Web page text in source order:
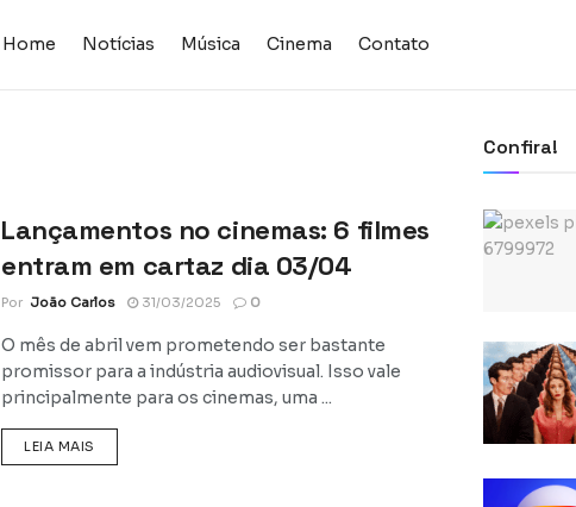
Home Notícias Música Cinema Contato
Lançamentos no cinemas: 6 filmes
entram em cartaz dia 03/04
Por João Carlos 31/03/2025 0
O mês de abril vem prometendo ser bastante
promissor para a indústria audiovisual. Isso vale
principalmente para os cinemas, uma ...
LEIA MAIS
Confira!